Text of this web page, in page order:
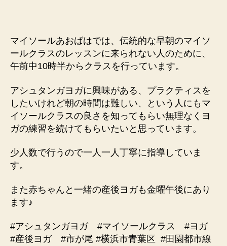
マイソールあおばはでは、伝統的な早朝のマイソ
ールクラスのレッスンに来られない人のために、
午前中10時半からクラスを行っています。
アシュタンガヨガに興味がある、プラクティスを
したいけれど朝の時間は難しい、という人にもマ
イソールクラスの良さを知ってもらい無理なくヨ
ガの練習を続けてもらいたいと思っています。
少人数で行うので一人一人丁寧に指導していま
す。
また赤ちゃんと一緒の産後ヨガも金曜午後にあり
ます♪
#アシュタンガヨガ #マイソールクラス #ヨガ
#産後ヨガ #市が尾 #横浜市青葉区 #田園都市線